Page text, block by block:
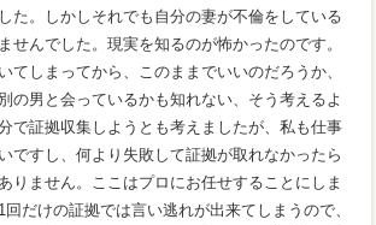
た。しかしそれでも自分の妻が不倫をしている
せんでした。現実を知るのが怖かったのです。
てしまってから、このままでいいのだろうか、
の男と会っているかも知れない、そう考えるよ
で証拠収集しようとも考えましたが、私も仕事
ですし、何より失敗して証拠が取れなかったら
りません。ここはプロにお任せすることにしま
だけの証拠では言い逃れが出来てしまうので、